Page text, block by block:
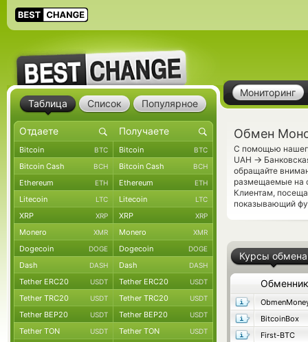
Мониторинг
Обмен
С помощью
UAH →
обращайте
размещаемые на
Клиентам,
показывающий
Курсы обмена
Обменник
BitcoinBox
First-BTC
Таблица Список Популярное
Bitcoin BTC Bitcoin BTC
Bitcoin Cash BCH Bitcoin Cash BCH
Ethereum ETH Ethereum ETH
Litecoin LTC Litecoin LTC
XRP XRP XRP XRP
Monero XMR Monero XMR
Dogecoin DOGE Dogecoin DOGE
Dash DASH Dash DASH
Tether ERC20 USDT Tether ERC20 USDT
Tether TRC20 USDT Tether TRC20 USDT
Tether BEP20 USDT Tether BEP20 USDT
Tether TON USDT Tether TON USDT